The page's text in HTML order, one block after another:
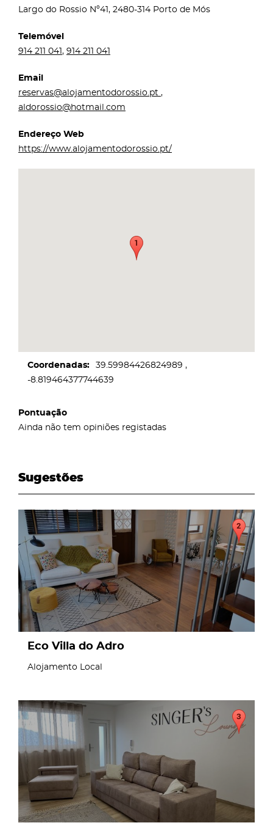
Largo do Rossio Nº41, 2480-314 Porto de Mós
Telemóvel
914 211 041, 914 211 041
Email
reservas@alojamentodorossio.pt ,
aldorossio@hotmail.com
Endereço Web
https://www.alojamentodorossio.pt/
Coordenadas
39.59984426824989
-8.819464377744639
Pontuação
Ainda não tem opiniões registadas
Sugestões
page
Eco Villa do Adro
Alojamento Local
page